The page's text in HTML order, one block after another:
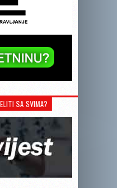
SA SVIMA?